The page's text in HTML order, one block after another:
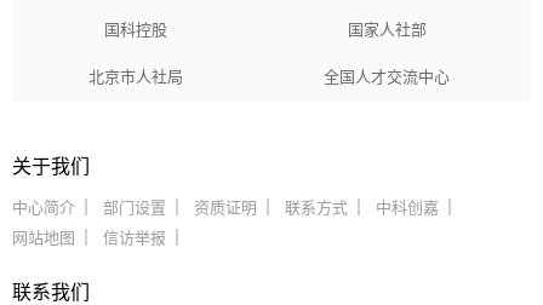
国科控股 国家人社部
北京市人社局 全国人才交流中心
关于我们
中心简介 部门设置 资质证明 联系方式
中科创嘉
网站地图
信访举报
联系我们